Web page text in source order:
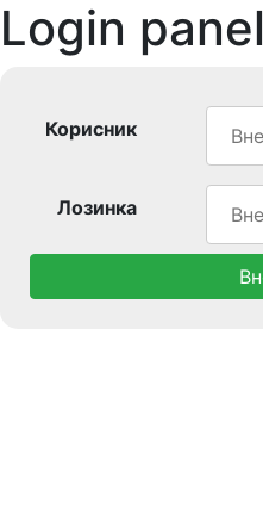
Login panel
Корисник
Лозинка